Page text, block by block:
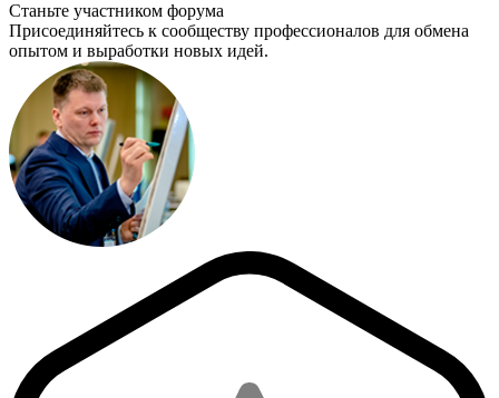
Станьте участником форума
Присоединяйтесь к сообществу профессионалов для обмена
опытом и выработки новых идей.